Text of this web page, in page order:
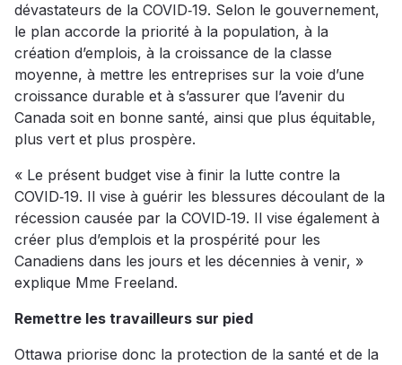
dévastateurs de la COVID‑19. Selon le gouvernement,
le plan accorde la priorité à la population, à la
création d’emplois, à la croissance de la classe
moyenne, à mettre les entreprises sur la voie d’une
croissance durable et à s’assurer que l’avenir du
Canada soit en bonne santé, ainsi que plus équitable,
plus vert et plus prospère.
« Le présent budget vise à finir la lutte contre la
COVID‑19. Il vise à guérir les blessures découlant de la
récession causée par la COVID‑19. Il vise également à
créer plus d’emplois et la prospérité pour les
Canadiens dans les jours et les décennies à venir, »
explique Mme Freeland.
Remettre les travailleurs sur pied
Ottawa priorise donc la protection de la santé et de la